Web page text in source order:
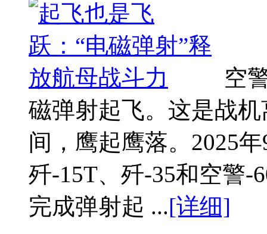
空
磁弹射起飞。这是战
间，鹰起鹰落。2025
歼-15T、歼-35和空警-
完成弹射起 ...[详细]